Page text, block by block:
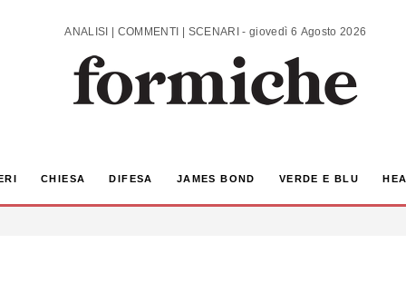
ANALISI | COMMENTI | SCENARI - giovedì 6 Agosto 2026
CHIESA DIFESA JAMES BOND VERDE E BLU